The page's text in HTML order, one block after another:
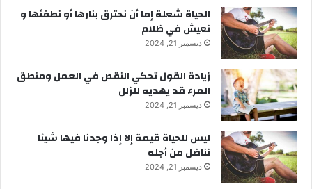
الحياة شعلة إما أن نحترق بنارها أو نطفئها و
نعيش في ظلام
ديسمبر 21, 2024
زيادة القول تحكي النقص في العمل ومنطق
المرء قد يهديه للزلل
ديسمبر 21, 2024
ليس للحياة قيمة إلا إذا وجدنا فيها شيئا
نناضل من أجله
ديسمبر 21, 2024